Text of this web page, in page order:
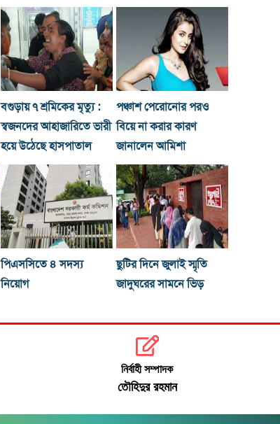
বগুড়ায় ৭ শ্রমিকের মৃত্যু :
স্বজনদের আহাজারিতে ভারী
হয়ে উঠেছে হাসপাতাল
পঞ্চাশ পেরোনোর পরও
বিয়ে না করার কারণ
জানালেন আমিশা
পিএসসিতে ৪ সদস্য
নিয়োগ
ছুটির দিনে জুলাই স্মৃতি
জাদুঘরের সামনে ভিড়
নির্বাহী সম্পাদক
তৌহিদুর রহমান